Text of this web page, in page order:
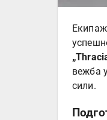
вежба
сили.